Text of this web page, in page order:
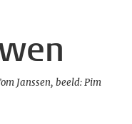
Janssen beeld: Pim